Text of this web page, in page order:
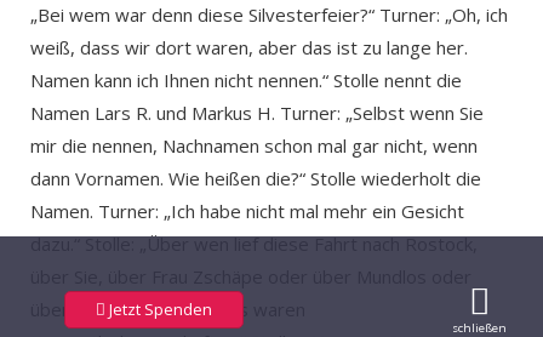
„Bei wem war denn diese Silvesterfeier?“ Turner: „Oh, ich
weiß, dass wir dort waren, aber das ist zu lange her.
Namen kann ich Ihnen nicht nennen.“ Stolle nennt die
Namen Lars R. und Markus H. Turner: „Selbst wenn Sie
mir die nennen, Nachnamen schon mal gar nicht, wenn
dann Vornamen. Wie heißen die?“ Stolle wiederholt die
Namen. Turner: „Ich habe nicht mal mehr ein Gesicht
dazu.“ Stolle: „Über wen lief diese Fahrt nach Rostock,
über Dritte?“ Turner: „Das waren
schließen
Jetzt Spenden